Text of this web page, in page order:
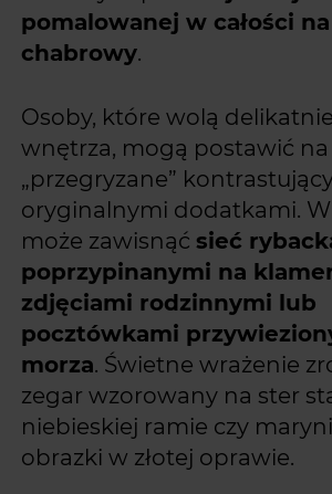
pomalowanej w całości
chabrowy.
Osoby, które wolą
wnętrza, mogą postawić na
„przegryzane”
oryginalnymi dodatkami.
może zawisnąćsieć
poprzypinanymi na
zdjęciami rodzinnymi lub
pocztówkami
morza. Świetne wrażenie
zegar wzorowany na ster
niebieskiej ramie czy
obrazki w złotej oprawie.